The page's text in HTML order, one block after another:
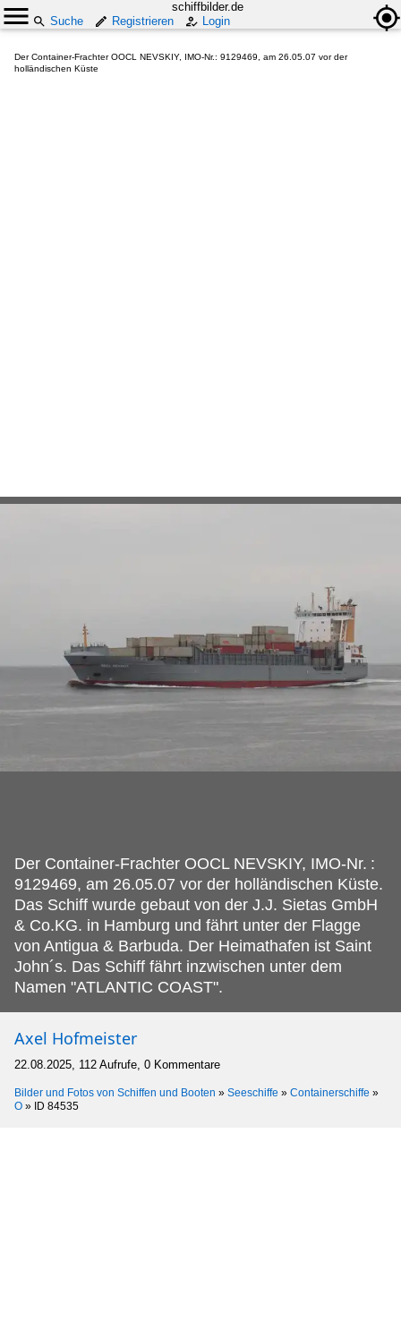
schiffbilder.de
Suche
Registrieren Login
Der Container-Frachter OOCL NEVSKIY, IMO-Nr.: 9129469, am 26.05.07 vor der
holländischen Küste
Der Container-Frachter OOCL NEVSKIY, IMO-Nr. :
9129469, am 26.05.07 vor der holländischen Küste.
Das Schiff wurde gebaut von der J.J. Sietas GmbH
& Co.KG. in Hamburg und fährt unter der Flagge
von Antigua & Barbuda. Der Heimathafen ist Saint
John´s. Das Schiff fährt inzwischen unter dem
Namen "ATLANTIC COAST".
Axel Hofmeister
22.08.2025, 112 Aufrufe, 0 Kommentare
Bilder und Fotos von Schiffen und Booten » Seeschiffe » Containerschiffe »
O » ID 84535